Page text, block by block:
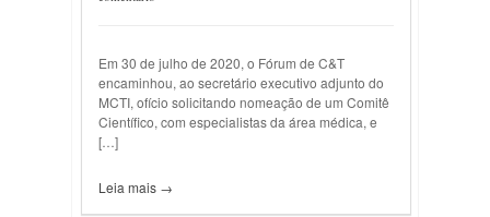
Em 30 de julho de 2020, o Fórum de C&T
encaminhou, ao secretário executivo adjunto do
MCTI, ofício solicitando nomeação de um Comitê
Científico, com especialistas da área médica, e
[…]
Leia mais →